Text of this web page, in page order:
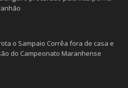
o Sampaio Corrêa fora de casa e
do Campeonato Maranhense